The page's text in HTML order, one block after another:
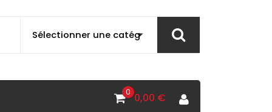
0 0,00 €